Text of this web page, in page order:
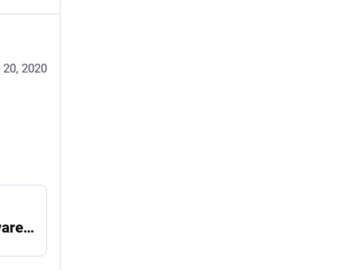
to
20, 2020
Ed, man! !man ed- GNU Project - Free Software Foundation (FSF)